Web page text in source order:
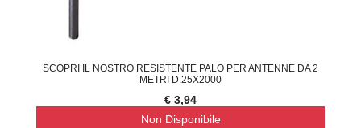
SCOPRI IL NOSTRO RESISTENTE PALO PER ANTENNE DA 2
METRI D.25X2000
€ 3,94
Non Disponibile